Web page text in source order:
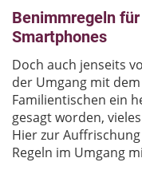
Benimmregeln
Smartphones
Doch auch jenseits
der Umgang mit
Familientischen ein
gesagt worden,
Hier zur
Regeln im Umgang